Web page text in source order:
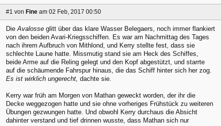
#1 von Fine am 02 Feb, 2017 00:50
Die Avalosse glitt über das klare Wasser Belegaers, noch immer flankiert
von den beiden Avari-Kriegsschiffen. Es war am Nachmittag des Tages
nach ihrem Aufbruch von Mithlond, und Kerry stellte fest, dass sie
schlechte Laune hatte. Missmutig stand sie am Heck des Schiffes,
beide Arme auf die Reling gelegt und den Kopf abgestützt, und starrte
auf die schäumende Fahrspur hinaus, die das Schiff hinter sich her zog.
Es ist wirklich ungerecht, dachte sie.
Kerry war früh am Morgen von Mathan geweckt worden, der ihr die
Decke weggezogen hatte und sie ohne vorheriges Frühstück zu weiteren
Übungen gezwungen hatte. Und obwohl Kerry durchaus die Absicht
dahinter verstand und tief drinnen wusste, dass Mathan sich nur